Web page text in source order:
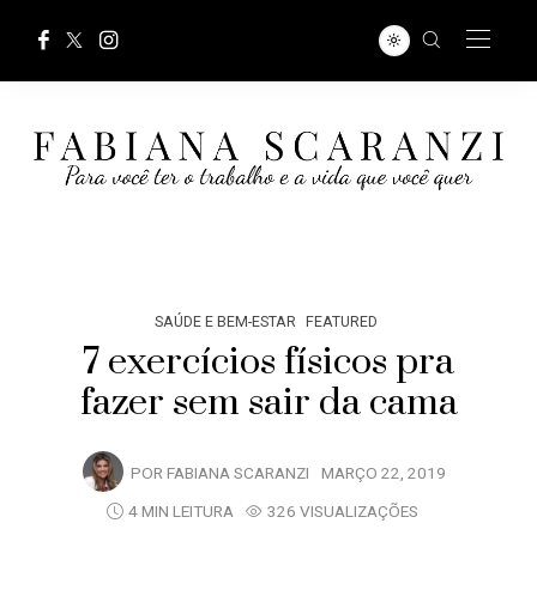
SAÚDE E BEM-ESTAR FEATURED
7 exercícios físicos pra
fazer sem sair da cama
POR FABIANA SCARANZI MARÇO 22, 2019
4 MIN LEITURA
326 VISUALIZAÇÕES